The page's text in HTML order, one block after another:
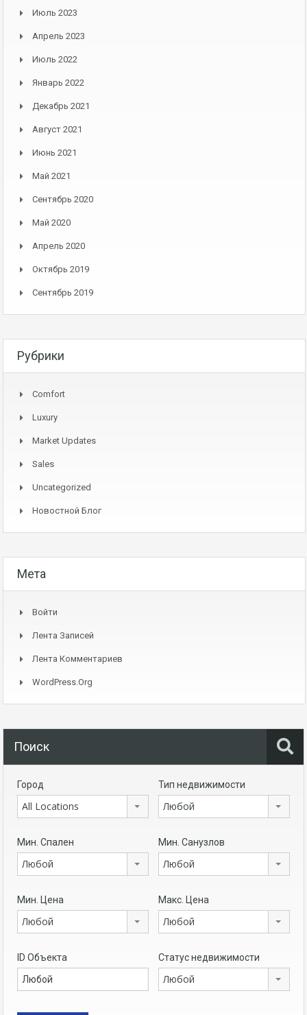
Июль 2023
Апрель 2023
Июль 2022
Январь 2022
Декабрь 2021
Август 2021
Июнь 2021
Май 2021
Сентябрь 2020
Май 2020
Апрель 2020
Октябрь 2019
Сентябрь 2019
Рубрики
Comfort
Luxury
Market Updates
Sales
Uncategorized
Новостной Блог
Мета
Войти
Лента Записей
Лента Комментариев
WordPress.org
Поиск
Город
All Locations
Тип недвижимости
Любой
Мин. Спален
Любой
Мин. Санузлов
Любой
Мин. Цена
Любой
Макс. Цена
Любой
ID Объекта Статус недвижимости
Любой